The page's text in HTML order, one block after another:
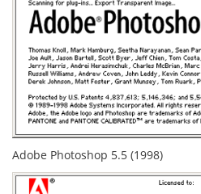
Adobe Photoshop 5.5 (1998)